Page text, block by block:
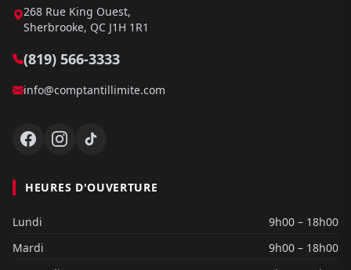
268 Rue King Ouest,
Sherbrooke, QC J1H 1R1
(819) 566-3333
info@comptantillimite.com
HEURES D'OUVERTURE
Lundi
9h00 – 18h00
Mardi
9h00 – 18h00